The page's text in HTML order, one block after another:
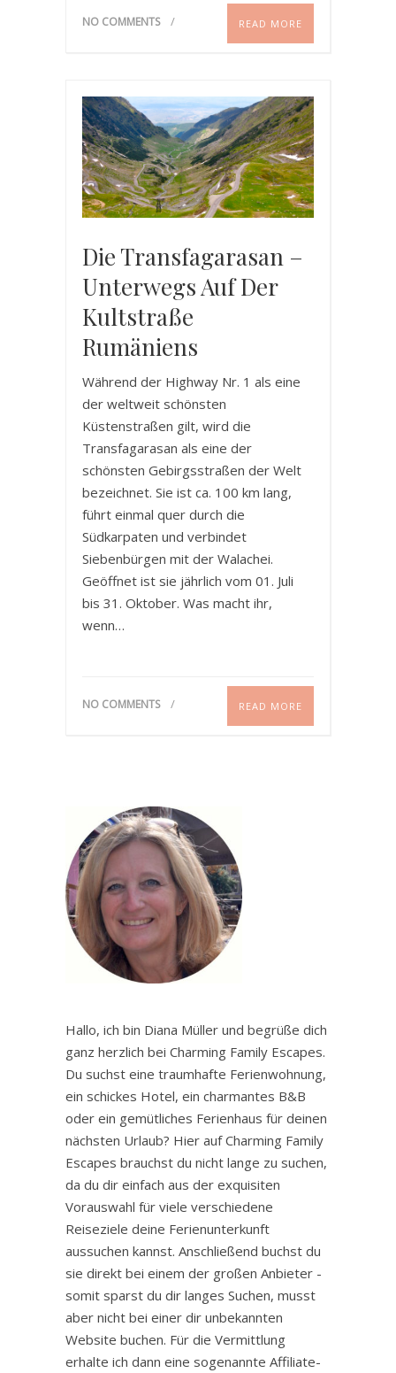
NO COMMENTS READ MORE
Die Transfagarasan –
Unterwegs Auf Der
Kultstraße
Rumäniens
Während der Highway Nr. 1 als eine
der weltweit schönsten
Küstenstraßen gilt, wird die
Transfagarasan als eine der
schönsten Gebirgsstraßen der Welt
bezeichnet. Sie ist ca. 100 km lang,
führt einmal quer durch die
Südkarpaten und verbindet
Siebenbürgen mit der Walachei.
Geöffnet ist sie jährlich vom 01. Juli
bis 31. Oktober. Was macht ihr,
wenn…
NO COMMENTS READ MORE
Hallo, ich bin Diana Müller und begrüße dich
ganz herzlich bei Charming Family Escapes.
Du suchst eine traumhafte Ferienwohnung,
ein schickes Hotel, ein charmantes B&B
oder ein gemütliches Ferienhaus für deinen
nächsten Urlaub? Hier auf Charming Family
Escapes brauchst du nicht lange zu suchen,
da du dir einfach aus der exquisiten
Vorauswahl für viele verschiedene
Reiseziele deine Ferienunterkunft
aussuchen kannst. Anschließend buchst du
sie direkt bei einem der großen Anbieter -
somit sparst du dir langes Suchen, musst
aber nicht bei einer dir unbekannten
Website buchen. Für die Vermittlung
erhalte ich dann eine sogenannte Affiliate-